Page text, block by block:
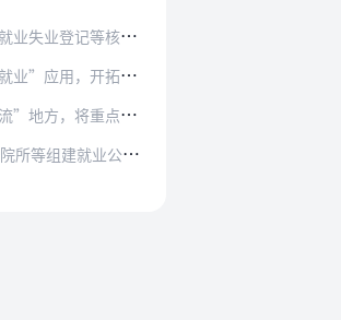
全国就业信息资源…
等应用场景，以登…
乡镇（街道），有…
各
地要深刻认识健全就业公共服务体系的重要意义，将其纳入经济社会发展及国土空间相关规划，因地制宜抓好落实。探索与高校、科研院所等组建就业公共服务研究平台，建设就业…